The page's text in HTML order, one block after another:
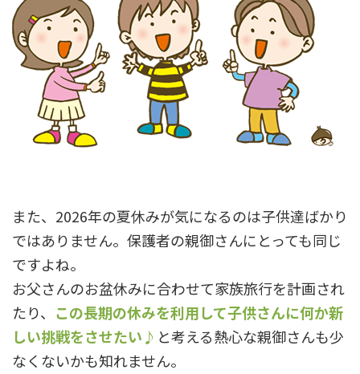
また、2026年の夏休みが気になるのは子供達ばかり
ではありません。保護者の親御さんにとっても同じ
ですよね。
お父さんのお盆休みに合わせて家族旅行を計画され
たり、 この長期の休みを利用して子供さんに何か新
しい挑戦をさせたい♪ と考える熱心な親御さんも少
なくないかも知れません。